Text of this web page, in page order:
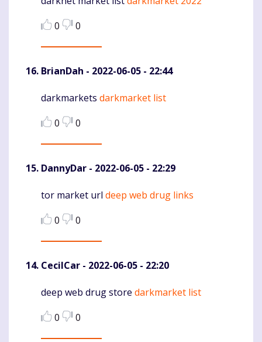
0
0
BrianDah - 2022-06-05 - 22:44
Komentaras
darkmarkets darkmarket list
0
0
DannyDar - 2022-06-05 - 22:29
Komentaras
tor market url deep web drug links
0
0
CecilCar - 2022-06-05 - 22:20
Komentaras
deep web drug store darkmarket list
0
0